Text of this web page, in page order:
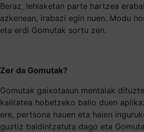
Beraz, lehiaketan parte hartzea
azkenean, irabazi egin nuen. Modu
eta erdi Gomutak sortu zen.
Zer da Gomutak?
Gomutak gaixotasun mentalak
kalitatea hobetzeko balio duen
ere, pertsona hauen eta haien
guztiz baldintzatuta dago eta